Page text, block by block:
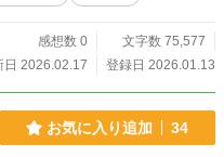
感想数 0
文字数 75,577
日 2026.02.17
登録日 2026.01.13
お気に入り追加 34